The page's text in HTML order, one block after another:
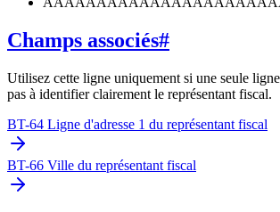
Champs associés#
Utilisez cette ligne uniquement si une seule
pas à identifier clairement le représentant fiscal.
BT-64 Ligne d'adresse 1 du représentant fiscal
BT-66 Ville du représentant fiscal